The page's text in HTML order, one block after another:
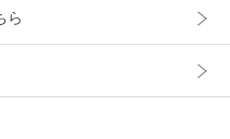
のカラー名が異なる場合
ら